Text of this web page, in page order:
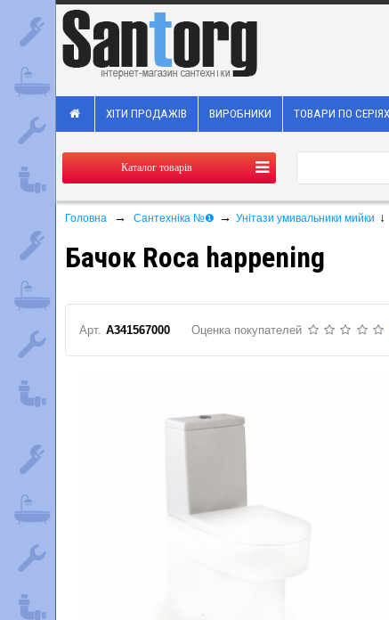
ХІТИ ПРОДАЖІВ ВИРОБНИКИ ТОВАРИ ПО СЕРІЯХ
Каталог товарів
Головна → Сантехніка №❶ → Унітази умивальники мийки ↓
Бачок Roca happening
Арт. A341567000 Оценка покупателей